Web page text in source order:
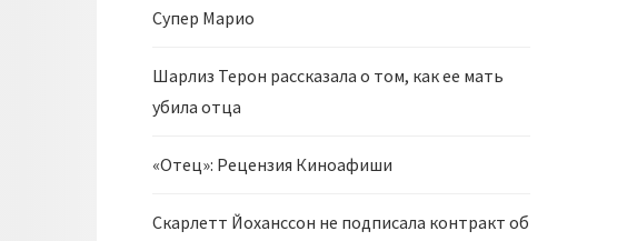
Супер Марио
Шарлиз Терон рассказала о том, как ее мать
убила отца
«Отец»: Рецензия Киноафиши
Скарлетт Йоханссон не подписала контракт об